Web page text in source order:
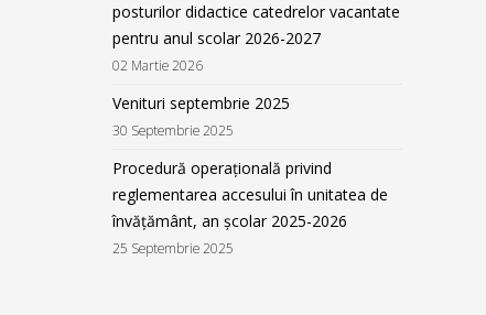
posturilor didactice catedrelor vacantate
pentru anul scolar 2026-2027
02 Martie 2026
Venituri septembrie 2025
30 Septembrie 2025
Procedură operațională privind
reglementarea accesului în unitatea de
învățământ, an școlar 2025-2026
25 Septembrie 2025